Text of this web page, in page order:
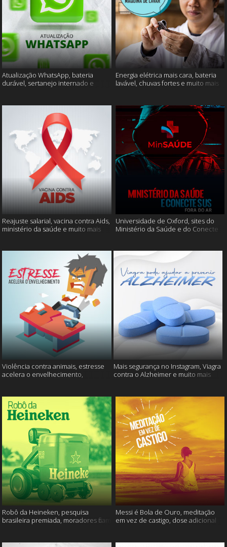
Atualização WhatsApp, bateria
durável, sertanejo internado e
Energia elétrica mais cara, bateria
lavável, chuvas fortes e muito mais
Reajuste salarial, vacina contra Aids,
ministério da saúde e muito mais
Universidade de Oxford, sites do
Ministério da Saúde e do Conecte
Violência contra animais, estresse
acelera o envelhecimento,
Mais segurança no Instagram, Viagra
contra o Alzheimer e muito mais
Robô da Heineken, pesquisa
brasileira premiada, moradores ficam
Messi é Bola de Ouro, meditação
em vez de castigo, dose adicional